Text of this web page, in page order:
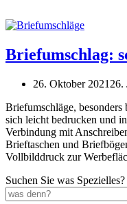
Briefumschlag:
26. Oktober 2021 26.
Briefumschläge,
sich leicht bedrucken und
Verbindung mit
Brieftaschen und
Vollbilddruck zur
Suchen Sie was Spezielles?